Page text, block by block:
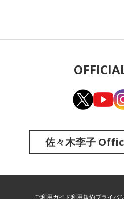
佐々木李子